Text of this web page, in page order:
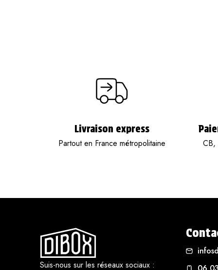
Livraison express
Partout en France métropolitaine CB,
Suis-nous sur les réseaux sociaux :